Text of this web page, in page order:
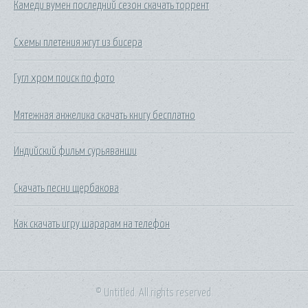
Камеди вумен последний сезон скачать торрент
Схемы плетения жгут из бисера
Гугл хром поиск по фото
Мятежная анжелика скачать книгу бесплатно
Индийский фильм сурьяванши
Скачать песни щербакова
Как скачать игру шарарам на телефон
© Untitled. All rights reserved.